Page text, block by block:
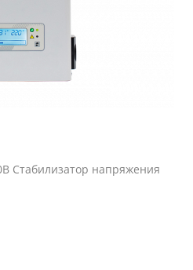
Стабилизатор напряжения